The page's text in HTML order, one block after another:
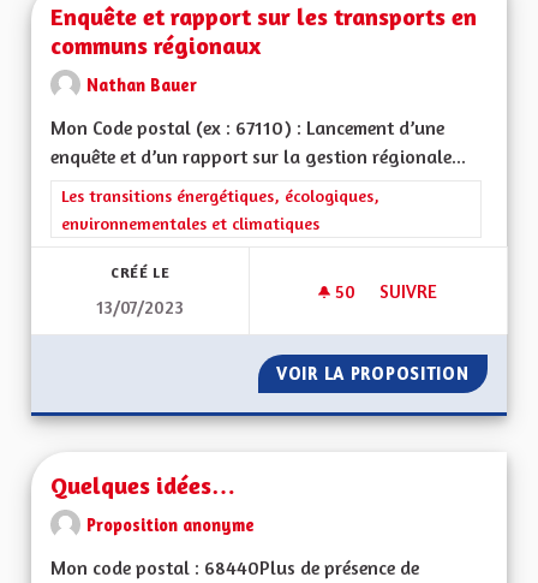
Enquête et rapport sur les transports en
communs régionaux
Nathan Bauer
Mon Code postal (ex : 67110) : Lancement d’une
enquête et d’un rapport sur la gestion régionale...
Filtrer les résultats de la catégorie : Les transitions
Les transitions énergétiques, écologiques,
environnementales et climatiques
CRÉÉ LE
13/07/2023
50 50 ABONNÉS
SUIVRE
VOIR LA PROPOSITION
Quelques idées…
Proposition anonyme
Mon code postal : 68440Plus de présence de